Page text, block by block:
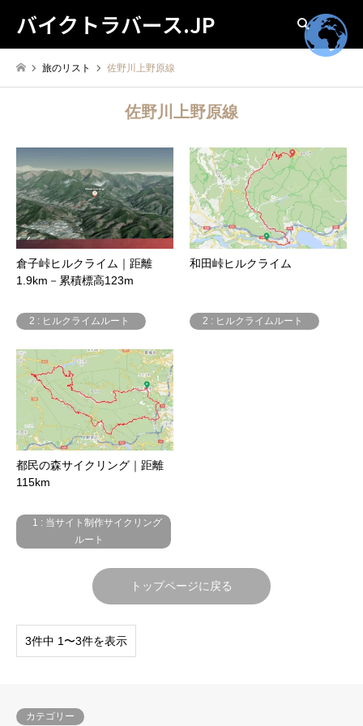
バイクトラバース.JP 検索
旅のリスト 佐野川上野原線
佐野川上野原線
倉子峠ヒルクライム｜距離
1.9km－累積標高123m
2 : ヒルクライムルート
和田峠ヒルクライム
2 : ヒルクライムルート
都民の森サイクリング｜距離
115km
1 : 当サイト制作サイクリング
ルート
トップページに戻る
3件中 1〜3件を表示
カテゴリー